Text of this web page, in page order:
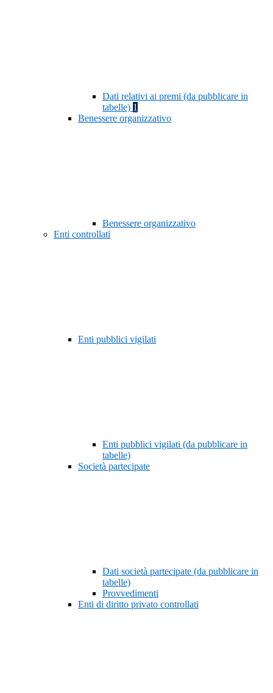
Dati relativi ai premi (da pubblicare in
tabelle) 1
Benessere organizzativo
Benessere organizzativo
Enti controllati
Enti pubblici vigilati
Enti pubblici vigilati (da pubblicare in
tabelle)
Società partecipate
Dati società partecipate (da pubblicare in
tabelle)
Provvedimenti
Enti di diritto privato controllati